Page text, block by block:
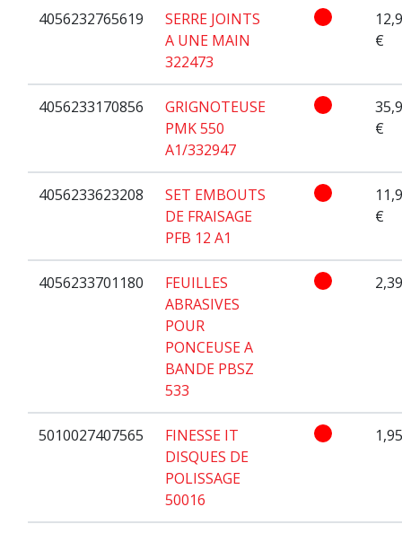
4056232765619
SERRE JOINTS
A UNE MAIN
322473
€
4056233170856
GRIGNOTEUSE
PMK 550
A1/332947
€
4056233623208
SET EMBOUTS
DE FRAISAGE
PFB 12 A1
€
4056233701180
FEUILLES
ABRASIVES
POUR
PONCEUSE A
BANDE PBSZ
533
5010027407565
FINESSE IT
DISQUES DE
POLISSAGE
50016